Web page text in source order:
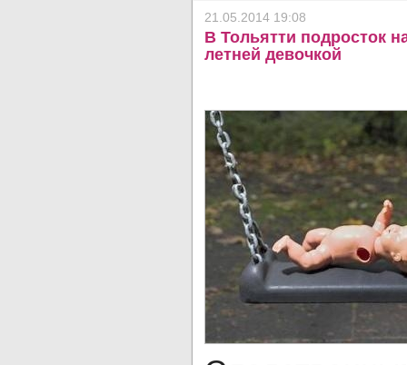
21.05.2014 19:08
В Тольятти подросток
летней девочкой